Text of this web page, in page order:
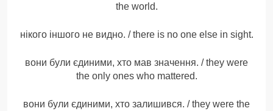
the world.
нікого іншого не видно. / there is no one else in sight.
вони були єдиними, хто мав значення. / they were
the only ones who mattered.
вони були єдиними, хто залишився. / they were the